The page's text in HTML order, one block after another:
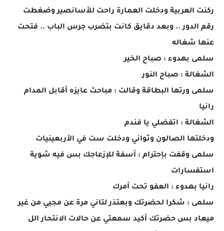
ركنت العربية ودخلت العمارة راحت للأسانصير وضغطت
رقم الدور .. وبعد دقايق كانت بتضرب جرس الباب .. فتحت
عنها شغاله
سلمى بهدوء : صباح الخير
الشغالة : صباح النور
سلمى ورتها البطاقة وقالت : مباحث عايزه أقابل المدام
رانيا
الشغالة : اتفضلي يا فندم
ودخلتها الصالون وثواني ودخلت ست في الأربعينيات
سلمى وقفت بإحترام : آسفة للإزعاجك بس فيه شوية
استفسارات
رانيا بهدوء : العفو تحت أمرك
سلمى : شكرا لحضرتك وبعتذر لتاني مرة عن مجيي من غير
ميعاد بس حضرتك أكيد سمعتي عن حالات الانتحار الل